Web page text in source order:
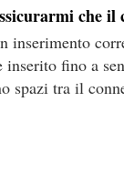
che
inserimento
inserito fino a
spazi tra il